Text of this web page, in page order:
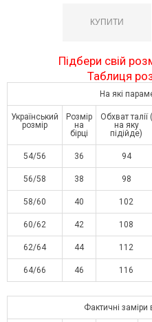
Підбери свій
Таблиця
На які
Український
розмір
Розмір
на
бірці
Обхват талії (
на яку
підійде)
54/56 36 94
56/58 38 98
58/60 40 102
60/62 42 108
62/64 44 112
64/66 46 116
Фактичні заміри